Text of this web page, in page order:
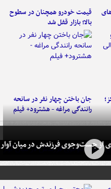
قیمت خودرو همچنان در سطوح
بالا؛ بازار قفل شد
جان باختن چهار نفر در سانحه
رانندگی مراغه - هشترود+ فیلم
از جست‌وجوی فرزندش در میان آوار